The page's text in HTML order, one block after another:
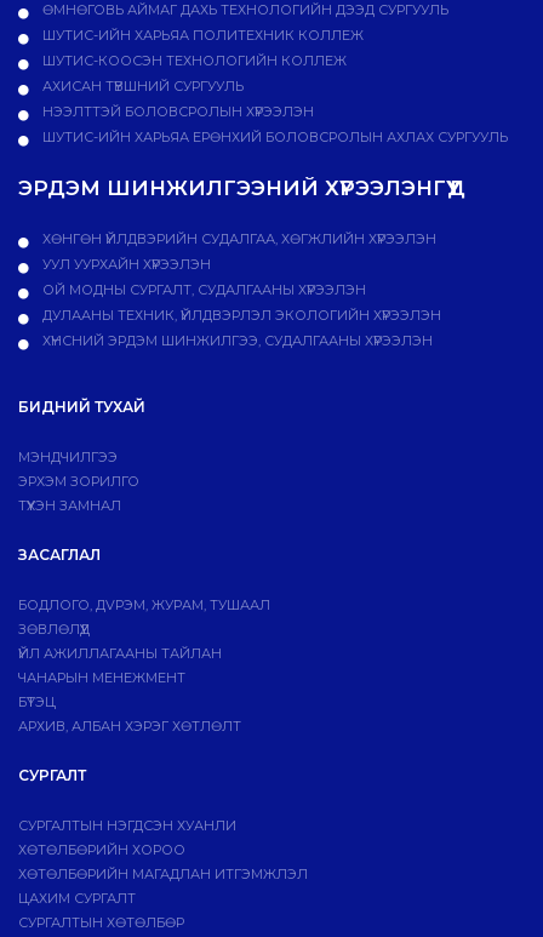
ӨМНӨГОВЬ АЙМАГ ДАХЬ ТЕХНОЛОГИЙН ДЭЭД СУРГУУЛЬ
ШУТИС-ИЙН ХАРЬЯА ПОЛИТЕХНИК КОЛЛЕЖ
ШУТИС-КООСЭН ТЕХНОЛОГИЙН КОЛЛЕЖ
АХИСАН ТҮВШНИЙ СУРГУУЛЬ
НЭЭЛТТЭЙ БОЛОВСРОЛЫН ХҮРЭЭЛЭН
ШУТИС-ИЙН ХАРЬЯА ЕРӨНХИЙ БОЛОВСРОЛЫН АХЛАХ СУРГУУЛЬ
ЭРДЭМ ШИНЖИЛГЭЭНИЙ ХҮРЭЭЛЭНГҮҮД
ХӨНГӨН ҮЙЛДВЭРИЙН СУДАЛГАА, ХӨГЖЛИЙН ХҮРЭЭЛЭН
УУЛ УУРХАЙН ХҮРЭЭЛЭН
ОЙ МОДНЫ СУРГАЛТ, СУДАЛГААНЫ ХҮРЭЭЛЭН
ДУЛААНЫ ТЕХНИК, ҮЙЛДВЭРЛЭЛ ЭКОЛОГИЙН ХҮРЭЭЛЭН
ХҮНСНИЙ ЭРДЭМ ШИНЖИЛГЭЭ, СУДАЛГААНЫ ХҮРЭЭЛЭН
БИДНИЙ ТУХАЙ
МЭНДЧИЛГЭЭ
ЭРХЭМ ЗОРИЛГО
ТҮҮХЭН ЗАМНАЛ
ЗАСАГЛАЛ
БОДЛОГО, ДVРЭМ, ЖУРАМ, ТУШААЛ
ЗӨВЛӨЛҮҮД
ҮЙЛ АЖИЛЛАГААНЫ ТАЙЛАН
ЧАНАРЫН МЕНЕЖМЕНТ
БҮТЭЦ
АРХИВ, АЛБАН ХЭРЭГ ХӨТЛӨЛТ
СУРГАЛТ
СУРГАЛТЫН НЭГДСЭН ХУАНЛИ
ХӨТӨЛБӨРИЙН ХОРОО
ХӨТӨЛБӨРИЙН МАГАДЛАН ИТГЭМЖЛЭЛ
ЦАХИМ СУРГАЛТ
СУРГАЛТЫН ХӨТӨЛБӨР